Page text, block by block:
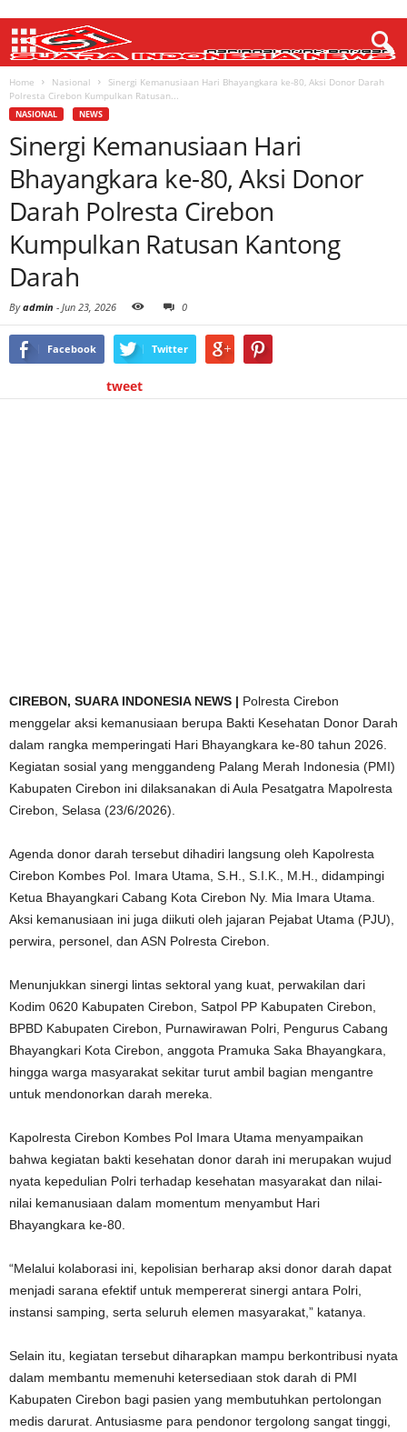
Home Nasional
Sinergi Kemanusiaan Hari Bhayangkara ke-80, Aksi Donor Darah
Polresta Cirebon Kumpulkan Ratusan...
NASIONAL NEWS
Sinergi Kemanusiaan Hari
Bhayangkara ke-80, Aksi Donor
Darah Polresta Cirebon
Kumpulkan Ratusan Kantong
Darah
Byadmin - Jun 23, 2026 0
Facebook Twitter
tweet
CIREBON, SUARA INDONESIA NEWS | Polresta Cirebon
menggelar aksi kemanusiaan berupa Bakti Kesehatan Donor Darah
dalam rangka memperingati Hari Bhayangkara ke-80 tahun 2026.
Kegiatan sosial yang menggandeng Palang Merah Indonesia (PMI)
Kabupaten Cirebon ini dilaksanakan di Aula Pesatgatra Mapolresta
Cirebon, Selasa (23/6/2026).
Agenda donor darah tersebut dihadiri langsung oleh Kapolresta
Cirebon Kombes Pol. Imara Utama, S.H., S.I.K., M.H., didampingi
Ketua Bhayangkari Cabang Kota Cirebon Ny. Mia Imara Utama.
Aksi kemanusiaan ini juga diikuti oleh jajaran Pejabat Utama (PJU),
perwira, personel, dan ASN Polresta Cirebon.
Menunjukkan sinergi lintas sektoral yang kuat, perwakilan dari
Kodim 0620 Kabupaten Cirebon, Satpol PP Kabupaten Cirebon,
BPBD Kabupaten Cirebon, Purnawirawan Polri, Pengurus Cabang
Bhayangkari Kota Cirebon, anggota Pramuka Saka Bhayangkara,
hingga warga masyarakat sekitar turut ambil bagian mengantre
untuk mendonorkan darah mereka.
Kapolresta Cirebon Kombes Pol Imara Utama menyampaikan
bahwa kegiatan bakti kesehatan donor darah ini merupakan wujud
nyata kepedulian Polri terhadap kesehatan masyarakat dan nilai-
nilai kemanusiaan dalam momentum menyambut Hari
Bhayangkara ke-80.
“Melalui kolaborasi ini, kepolisian berharap aksi donor darah dapat
menjadi sarana efektif untuk mempererat sinergi antara Polri,
instansi samping, serta seluruh elemen masyarakat,” katanya.
Selain itu, kegiatan tersebut diharapkan mampu berkontribusi nyata
dalam membantu memenuhi ketersediaan stok darah di PMI
Kabupaten Cirebon bagi pasien yang membutuhkan pertolongan
medis darurat. Antusiasme para pendonor tergolong sangat tinggi,